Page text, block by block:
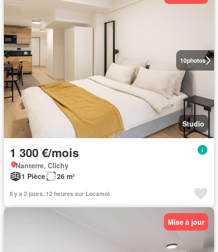
10photos
Studio
1 300 €/mois
Nanterre, Clichy
1 Pièce
26 m²
Il y a 2 jours, 12 heures sur Locamoi
Mise à jour